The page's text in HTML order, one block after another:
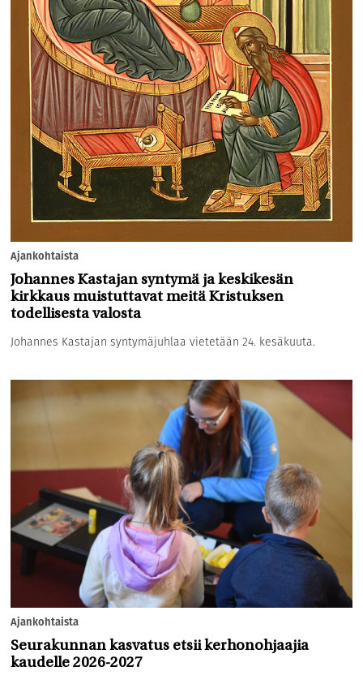
Ajankohtaista
Johannes Kastajan syntymä ja keskikesän
kirkkaus muistuttavat meitä Kristuksen
todellisesta valosta
Johannes Kastajan syntymäjuhlaa vietetään 24. kesäkuuta.
Ajankohtaista
Seurakunnan kasvatus etsii kerhonohjaajia
kaudelle 2026-2027